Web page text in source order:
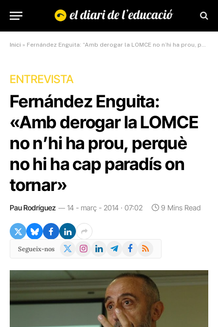
Inici » Fernández Enguita: “Amb derogar la LOMCE no n’hi ha prou, perquè no hi ha cap paradís on tornar”
ENTREVISTA
Fernández Enguita:
«Amb derogar la LOMCE
no n’hi ha prou, perquè
no hi ha cap paradís on
tornar»
Pau Rodríguez 14 - març - 2014 · 07:02 9 Mins Read
Segueix-nos
X
Instagram
LinkedInTelegramFacebook
RSS